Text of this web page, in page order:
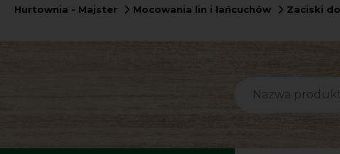
Hurtownia - Majster Mocowania lin i łańcuchów Zaciski